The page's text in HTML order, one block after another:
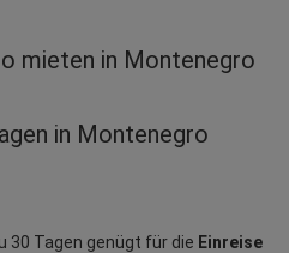
mieten in Montenegro
in Montenegro
30 Tagen genügt für die Einreise